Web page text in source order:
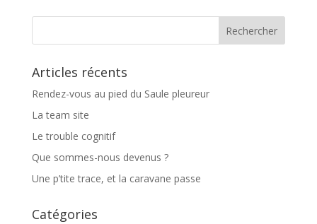
Articles récents
Rendez-vous au pied du Saule pleureur
La team site
Le trouble cognitif
Que sommes-nous devenus ?
Une p’tite trace, et la caravane passe
Catégories